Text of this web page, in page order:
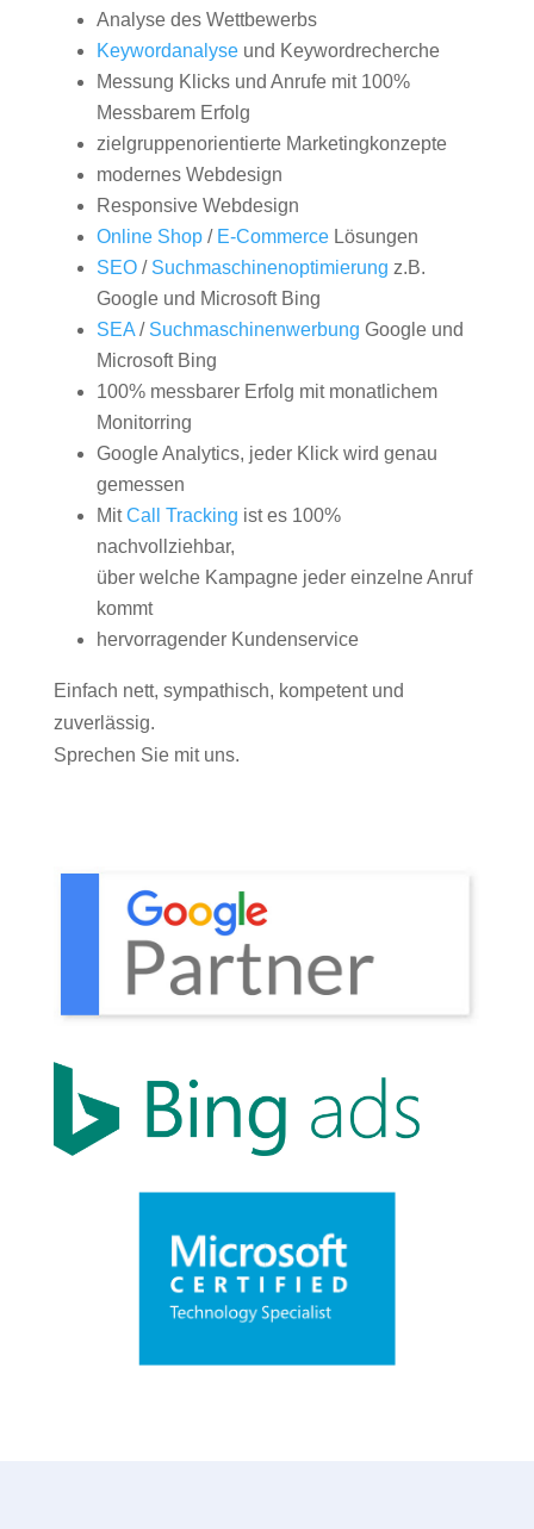
Analyse des Wettbewerbs
Keywordanalyseund Keywordrecherche
Messung Klicks und Anrufe mit 100%
Messbarem Erfolg
zielgruppenorientierte Marketingkonzepte
modernes Webdesign
Responsive Webdesign
Online Shop/ E-CommerceLösungen
SEO/ Suchmaschinenoptimierung z.B.
Google und Microsoft Bing
SEA/ Suchmaschinenwerbung Google und
Microsoft Bing
100% messbarer Erfolg mit monatlichem
Monitorring
Google Analytics, jeder Klick wird genau
gemessen
MitCall Tracking ist es 100%
nachvollziehbar,
über welche Kampagne jeder einzelne Anruf
kommt
hervorragender Kundenservice
Einfach nett, sympathisch, kompetent und
zuverlässig.
Sprechen Sie mit uns.